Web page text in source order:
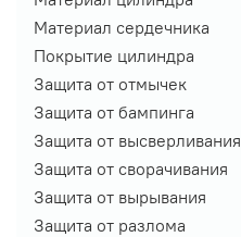
Материал сердечника
Покрытие цилиндра
Защита от отмычек
Защита от бампинга
Защита от высверливания
Защита от сворачивания
Защита от вырывания
Защита от разлома